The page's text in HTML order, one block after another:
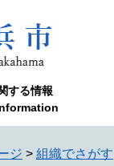
する情報
ジ > 組織でさがす